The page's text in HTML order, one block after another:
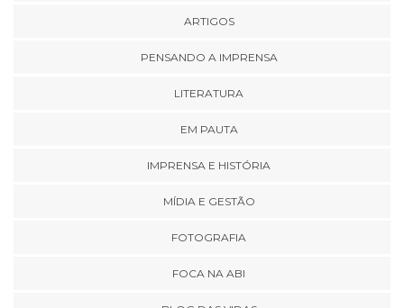
ARTIGOS
PENSANDO A IMPRENSA
LITERATURA
EM PAUTA
IMPRENSA E HISTÓRIA
MÍDIA E GESTÃO
FOTOGRAFIA
FOCA NA ABI